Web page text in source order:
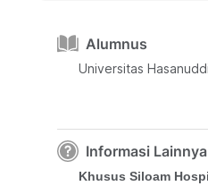
Alumnus
Universitas
Informasi Lainnya
Khusus Siloam